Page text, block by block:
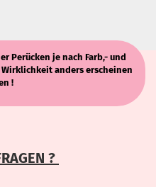
Perücken je nach Farb,- und
anders erscheinen
!
?